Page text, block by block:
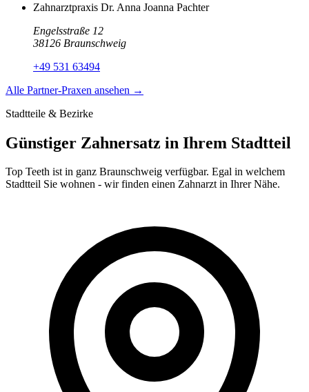
Zahnarztpraxis Dr. Anna Joanna Pachter
Engelsstraße 12
38126 Braunschweig
+49 531 63494
Alle Partner-Praxen ansehen →
Stadtteile & Bezirke
Günstiger Zahnersatz in Ihrem Stadtteil
Top Teeth ist in ganz Braunschweig verfügbar. Egal in welchem
Stadtteil Sie wohnen - wir finden einen Zahnarzt in Ihrer Nähe.